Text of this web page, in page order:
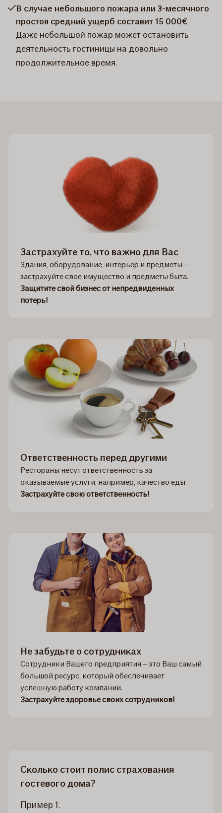
В случае небольшого пожара или 3-месячного
простоя средний ущерб составит 15 000€
Даже небольшой пожар может остановить
деятельность гостиницы на довольно
продолжительное время.
Застрахуйте то, что важно для Вас
Здания, оборудование, интерьер и предметы –
застрахуйте свое имущество и предметы быта.
Защитите свой бизнес от непредвиденных
потерь!
Ответственность перед другими
Рестораны несут ответственность за
оказываемые услуги, например, качество еды.
Застрахуйте свою ответственность!
Не забудьте о сотрудниках
Сотрудники Вашего предприятия – это Ваш самый
большой ресурс, который обеспечивает
успешную работу компании.
Застрахуйте здоровье своих сотрудников!
Сколько стоит полис страхования
гостевого дома?
Пример 1.